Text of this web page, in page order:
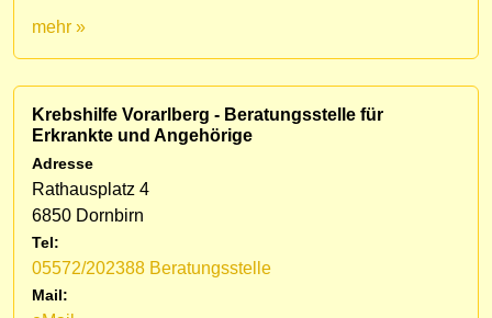
mehr »
Krebshilfe Vorarlberg - Beratungsstelle für
Erkrankte und Angehörige
Adresse
Rathausplatz 4
6850 Dornbirn
Tel:
05572/202388 Beratungsstelle
Mail: